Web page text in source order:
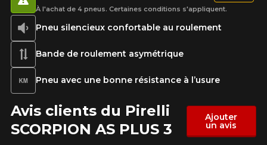
Pneu silencieux confortable au roulement
Bande de roulement asymétrique
Pneu avec une bonne résistance à l’usure
À l'achat de 4 pneus. Certaines conditions s'appliquent.
Avis clients du Pirelli
SCORPION AS PLUS 3
Ajouter
un avis